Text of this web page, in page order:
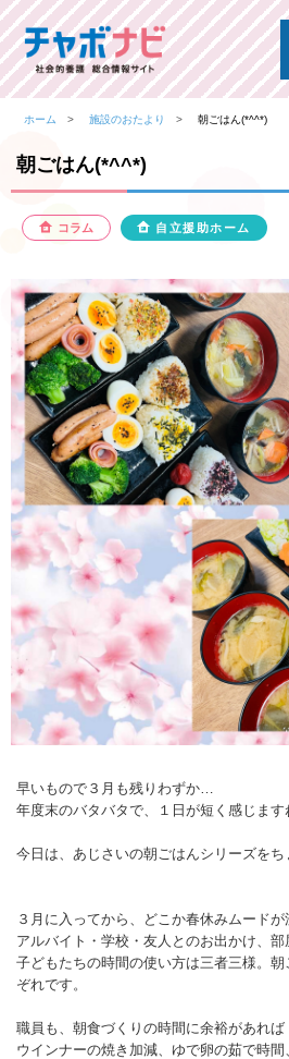
ホーム 施設のおたより 朝ごはん(*^^*)
朝ごはん(*^^*)
コラム 自立援助ホーム
早いもので３月も残りわずか…
年度末のバタバタで、１日が短く感じます
今日は、あじさいの朝ごはんシリーズをち
３月に入ってから、どこか春休みムードが
アルバイト・学校・友人とのお出かけ、
子どもたちの時間の使い方は三者三様。
ぞれです。
職員も、朝食づくりの時間に余裕があれば
ウインナーの焼き加減、ゆで卵の茹で時間